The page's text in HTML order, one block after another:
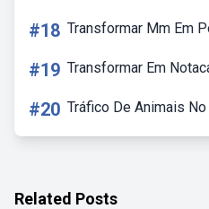
#18 Transformar Mm Em
#19 Transformar Em
#20 Tráfico De Animais
Related Posts